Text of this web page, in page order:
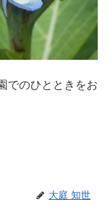
でのひとときをお
大庭 知世